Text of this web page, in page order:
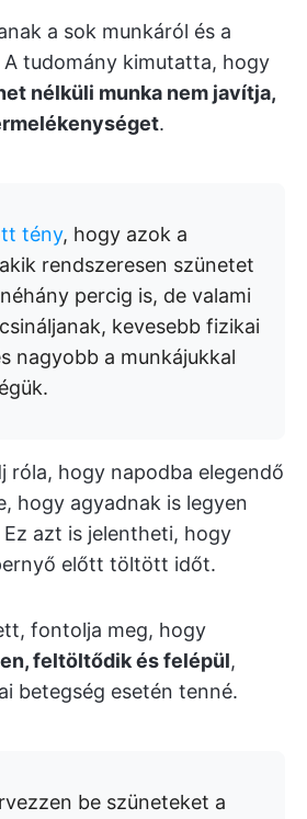
a sok munkáról és a
A tudomány kimutatta, hogy
nélküli munka nem javítja,
.
tény, hogy azok a
rendszeresen szünetet
percig is, de valami
kevesebb fizikai
nagyobb a munkájukkal
róla, hogy napodba elegendő
hogy agyadnak is legyen
Ez azt is jelentheti, hogy
előtt töltött időt.
fontolja meg, hogy
feltöltődik és felépül,
betegség esetén tenné.
be szüneteket a